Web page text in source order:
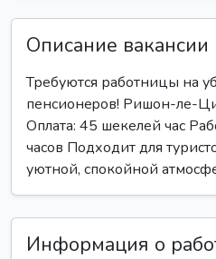
Описание вакансии
Требуются работницы на
пенсионеpoв! Ришон-ле-
Оплата: 45 шекелей час
часов Подходит для
уютной, спокойной
Информация о